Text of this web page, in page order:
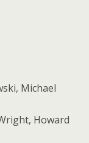
Michael
Howard